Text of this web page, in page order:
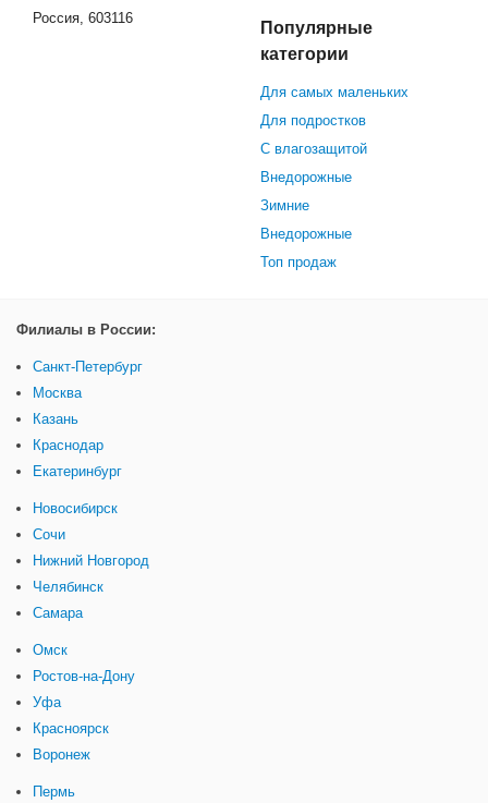
Россия, 603116
Популярные
категории
Для самых маленьких
Для подростков
С влагозащитой
Внедорожные
Зимние
Внедорожные
Топ продаж
Филиалы в России:
Санкт-Петербург
Москва
Казань
Краснодар
Екатеринбург
Новосибирск
Сочи
Нижний Новгород
Челябинск
Самара
Омск
Ростов-на-Дону
Уфа
Красноярск
Воронеж
Пермь